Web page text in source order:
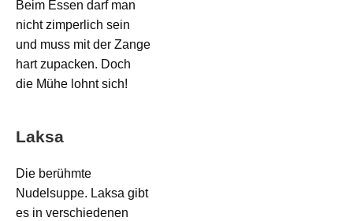
Beim Essen darf man
nicht zimperlich sein
und muss mit der Zange
hart zupacken. Doch
die Mühe lohnt sich!
Laksa
Die berühmte
Nudelsuppe. Laksa gibt
es in verschiedenen